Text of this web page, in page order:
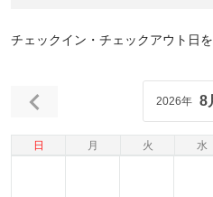
チェックイン・チェックアウト日
日 月 火 水
2026年 8